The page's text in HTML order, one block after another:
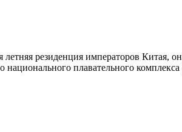
резиденция императоров Китая,
плавательного